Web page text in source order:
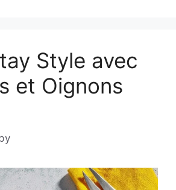
Style avec
et Oignons